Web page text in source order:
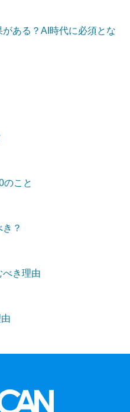
ある？AI時代に必須とな
のこと
？
べき理由